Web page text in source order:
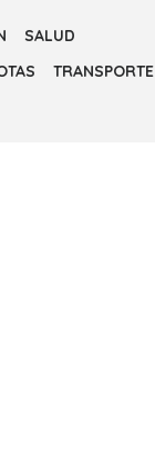
SALUD
TRANSPORTE